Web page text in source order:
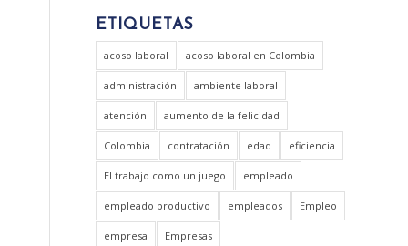
ETIQUETAS
acoso laboral acoso laboral en Colombia
administración ambiente laboral
atención aumento de la felicidad
Colombia contratación edad eficiencia
El trabajo como un juego empleado
empleado productivo empleados Empleo
empresa Empresas